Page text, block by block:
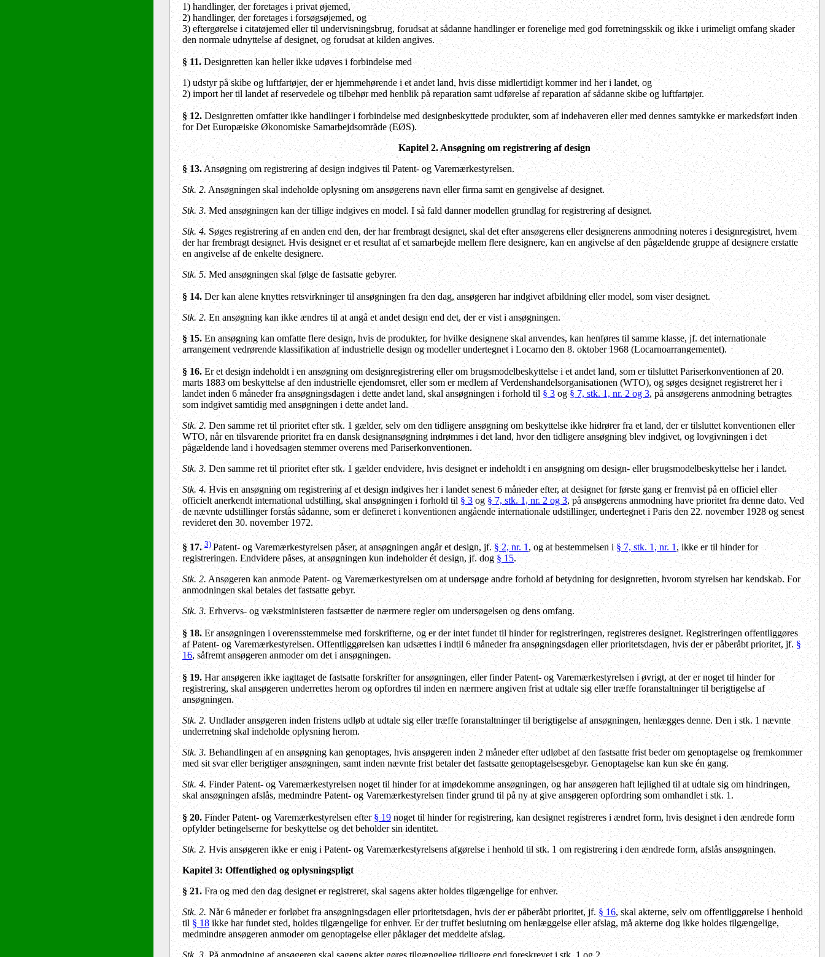
1) handlinger, der foretages i privat øjemed,
2) handlinger, der foretages i forsøgsøjemed, og
3) eftergørelse i citatøjemed eller til undervisningsbrug, forudsat at sådanne handlinger er forenelige med god forretningsskik og ikke i urimeligt omfang skader
den normale udnyttelse af designet, og forudsat at kilden angives.
§ 11.Designretten kan heller ikke udøves i forbindelse med
1) udstyr på skibe og luftfartøjer, der er hjemmehørende i et andet land, hvis disse midlertidigt kommer ind her i landet, og
2) import her til landet af reservedele og tilbehør med henblik på reparation samt udførelse af reparation af sådanne skibe og luftfartøjer.
§ 12.Designretten omfatter ikke handlinger i forbindelse med designbeskyttede produkter, som af indehaveren eller med dennes samtykke er markedsført inden
for Det Europæiske Økonomiske Samarbejdsområde (EØS).
Kapitel 2. Ansøgning om registrering af design
§ 13.Ansøgning om registrering af design indgives til Patent- og Varemærkestyrelsen.
Stk. 2. Ansøgningen skal indeholde oplysning om ansøgerens navn eller firma samt en gengivelse af designet.
Stk. 3.Med ansøgningen kan der tillige indgives en model. I så fald danner modellen grundlag for registrering af designet.
Stk. 4. Søges registrering af en anden end den, der har frembragt designet, skal det efter ansøgerens eller designerens anmodning noteres i designregistret, hvem
der har frembragt designet. Hvis designet er et resultat af et samarbejde mellem flere designere, kan en angivelse af den pågældende gruppe af designere erstatte
en angivelse af de enkelte designere.
Stk. 5.Med ansøgningen skal følge de fastsatte gebyrer.
§ 14. Der kan alene knyttes retsvirkninger til ansøgningen fra den dag, ansøgeren har indgivet afbildning eller model, som viser designet.
Stk. 2.En ansøgning kan ikke ændres til at angå et andet design end det, der er vist i ansøgningen.
§ 15.En ansøgning kan omfatte flere design, hvis de produkter, for hvilke designene skal anvendes, kan henføres til samme klasse, jf. det internationale
arrangement vedrørende klassifikation af industrielle design og modeller undertegnet i Locarno den 8. oktober 1968 (Locarnoarrangementet).
§ 16.Er et design indeholdt i en ansøgning om designregistrering eller om brugsmodelbeskyttelse i et andet land, som er tilsluttet Pariserkonventionen af 20.
marts 1883 om beskyttelse af den industrielle ejendomsret, eller som er medlem af Verdenshandelsorganisationen (WTO), og søges designet registreret her i
landet inden 6 måneder fra ansøgningsdagen i dette andet land, skal ansøgningen i forhold til§ 3og§ 7, stk. 1, nr. 2 og 3, på ansøgerens anmodning betragtes
som indgivet samtidig med ansøgningen i dette andet land.
Stk. 2.Den samme ret til prioritet efter stk. 1 gælder, selv om den tidligere ansøgning om beskyttelse ikke hidrører fra et land, der er tilsluttet konventionen eller
WTO, når en tilsvarende prioritet fra en dansk designansøgning indrømmes i det land, hvor den tidligere ansøgning blev indgivet, og lovgivningen i det
pågældende land i hovedsagen stemmer overens med Pariserkonventionen.
Stk. 3. Den samme ret til prioritet efter stk. 1 gælder endvidere, hvis designet er indeholdt i en ansøgning om design- eller brugsmodelbeskyttelse her i landet.
Stk. 4.Hvis en ansøgning om registrering af et design indgives her i landet senest 6 måneder efter, at designet for første gang er fremvist på en officiel eller
officielt anerkendt international udstilling, skal ansøgningen i forhold til § 3og § 7, stk. 1, nr. 2 og 3, på ansøgerens anmodning have prioritet fra denne dato. Ved
de nævnte udstillinger forstås sådanne, som er defineret i konventionen angående internationale udstillinger, undertegnet i Paris den 22. november 1928 og senest
revideret den 30. november 1972.
§ 17. 3) Patent- og Varemærkestyrelsen påser, at ansøgningen angår et design, jf.§ 2, nr. 1, og at bestemmelsen i§ 7, stk. 1, nr. 1 , ikke er til hinder for
registreringen. Endvidere påses, at ansøgningen kun indeholder ét design, jf. dog§ 15.
Stk. 2. Ansøgeren kan anmode Patent- og Varemærkestyrelsen om at undersøge andre forhold af betydning for designretten, hvorom styrelsen har kendskab. For
anmodningen skal betales det fastsatte gebyr.
Stk. 3. Erhvervs- og vækstministeren fastsætter de nærmere regler om undersøgelsen og dens omfang.
§ 18. Er ansøgningen i overensstemmelse med forskrifterne, og er der intet fundet til hinder for registreringen, registreres designet. Registreringen offentliggøres
af Patent- og Varemærkestyrelsen. Offentliggørelsen kan udsættes i indtil 6 måneder fra ansøgningsdagen eller prioritetsdagen, hvis der er påberåbt prioritet, jf. §
16, såfremt ansøgeren anmoder om det i ansøgningen.
§ 19.Har ansøgeren ikke iagttaget de fastsatte forskrifter for ansøgningen, eller finder Patent- og Varemærkestyrelsen i øvrigt, at der er noget til hinder for
registrering, skal ansøgeren underrettes herom og opfordres til inden en nærmere angiven frist at udtale sig eller træffe foranstaltninger til berigtigelse af
ansøgningen.
Stk. 2. Undlader ansøgeren inden fristens udløb at udtale sig eller træffe foranstaltninger til berigtigelse af ansøgningen, henlægges denne. Den i stk. 1 nævnte
underretning skal indeholde oplysning herom.
Stk. 3. Behandlingen af en ansøgning kan genoptages, hvis ansøgeren inden 2 måneder efter udløbet af den fastsatte frist beder om genoptagelse og fremkommer
med sit svar eller berigtiger ansøgningen, samt inden nævnte frist betaler det fastsatte genoptagelsesgebyr. Genoptagelse kan kun ske én gang.
Stk. 4. Finder Patent- og Varemærkestyrelsen noget til hinder for at imødekomme ansøgningen, og har ansøgeren haft lejlighed til at udtale sig om hindringen,
skal ansøgningen afslås, medmindre Patent- og Varemærkestyrelsen finder grund til på ny at give ansøgeren opfordring som omhandlet i stk. 1.
§ 20. Finder Patent- og Varemærkestyrelsen efter § 19 noget til hinder for registrering, kan designet registreres i ændret form, hvis designet i den ændrede form
opfylder betingelserne for beskyttelse og det beholder sin identitet.
Stk. 2. Hvis ansøgeren ikke er enig i Patent- og Varemærkestyrelsens afgørelse i henhold til stk. 1 om registrering i den ændrede form, afslås ansøgningen.
Kapitel 3: Offentlighed og oplysningspligt
§ 21.Fra og med den dag designet er registreret, skal sagens akter holdes tilgængelige for enhver.
Stk. 2. Når 6 måneder er forløbet fra ansøgningsdagen eller prioritetsdagen, hvis der er påberåbt prioritet, jf.§ 16, skal akterne, selv om offentliggørelse i henhold
til § 18ikke har fundet sted, holdes tilgængelige for enhver. Er der truffet beslutning om henlæggelse eller afslag, må akterne dog ikke holdes tilgængelige,
medmindre ansøgeren anmoder om genoptagelse eller påklager det meddelte afslag.
Stk. 3. På anmodning af ansøgeren skal sagens akter gøres tilgængelige tidligere end foreskrevet i stk. 1 og 2.